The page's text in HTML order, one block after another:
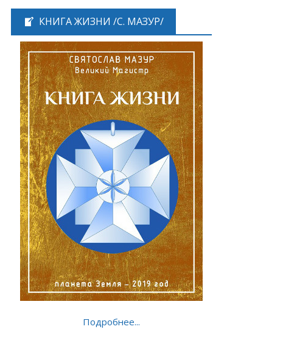
КНИГА ЖИЗНИ /С. МАЗУР/
Подробнее...